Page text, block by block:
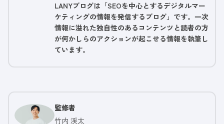
LANYブログは「SEOを中心とするデジタルマー
ケティングの情報を発信するブログ」です。一次
情報に溢れた独自性のあるコンテンツと読者の方
が何かしらのアクションが起こせる情報を執筆し
ています。
監修者
竹内 渓太